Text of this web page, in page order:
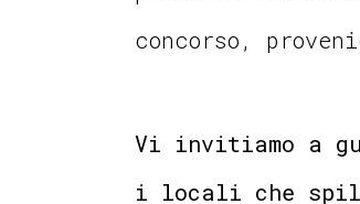
concorso,
Vi invitiamo a
i locali che